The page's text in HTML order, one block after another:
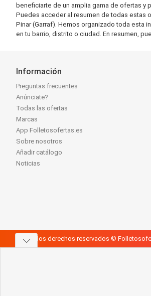
beneficiarte de un amplia gama de ofertas
Puedes acceder al resumen de todas estas
Pinar (Garraf). Hemos organizado toda esta
en tu barrio, distrito o ciudad. En resumen,
Información
Preguntas frecuentes
Anúnciate?
Todas las ofertas
Marcas
App Folletosofertas.es
Sobre nosotros
Añadir catálogo
Noticias
Todos los derechos reservados ©